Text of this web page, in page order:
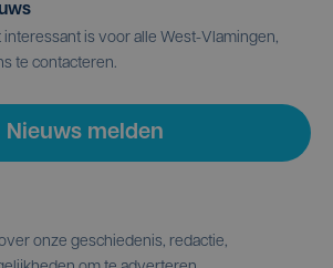
interessant is voor alle West-Vlamingen,
te contacteren.
Nieuws melden
onze geschiedenis, redactie,